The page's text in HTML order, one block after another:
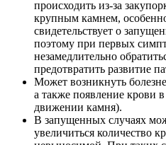
происходить из-за
крупным камнем,
свидетельствует о
поэтому при первых
незамедлительно
предотвратить развитие
Может возникнуть
а также появление крови
движении камня).
В запущенных случаях
увеличиться количество